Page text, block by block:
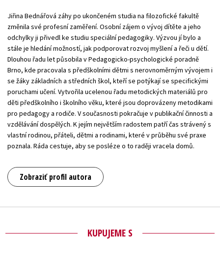
Jiřina Bednářová záhy po ukončeném studia na filozofické fakultě
změnila své profesní zaměření. Osobní zájem o vývoj dítěte a jeho
odchylky ji přivedl ke studiu speciální pedagogiky. Výzvou jí bylo a
stále je hledání možností, jak podporovat rozvoj myšlení a řeči u dětí.
Dlouhou řadu let působila v Pedagogicko-psychologické poradně
Brno, kde pracovala s předškolními dětmi s nerovnoměrným vývojem i
se žáky základních a středních škol, kteří se potýkají se specifickými
poruchami učení. Vytvořila ucelenou řadu metodických materiálů pro
děti předškolního i školního věku, které jsou doprovázeny metodikami
pro pedagogy a rodiče. V současnosti pokračuje v publikační činnosti a
vzdělávání dospělých. K jejím největším radostem patří čas strávený s
vlastní rodinou, přáteli, dětmi a rodinami, které v průběhu své praxe
poznala. Ráda cestuje, aby se posléze o to raději vracela domů.
Zobraziť profil autora
KUPUJEME S